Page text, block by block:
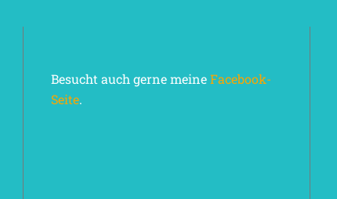
Besucht auch gerne meineFacebook-
Seite.